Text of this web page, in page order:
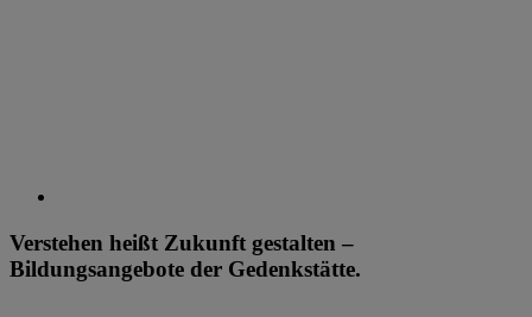
Verstehen heißt Zukunft gestalten –
Bildungsangebote der Gedenkstätte.